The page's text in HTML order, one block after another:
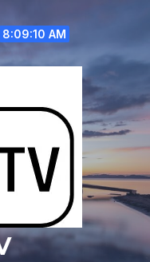
8:09:11 AM